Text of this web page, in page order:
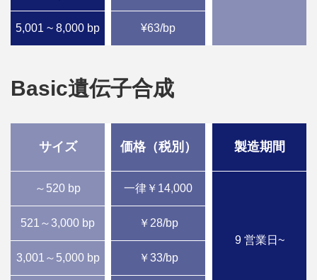
5,001 ~ 8,000 bp ¥63/bp
Basic遺伝子合成
サイズ 価格（税別） 製造期間
～520 bp 一律￥14,000
9 営業日~
521～3,000 bp ￥28/bp
3,001～5,000 bp ￥33/bp